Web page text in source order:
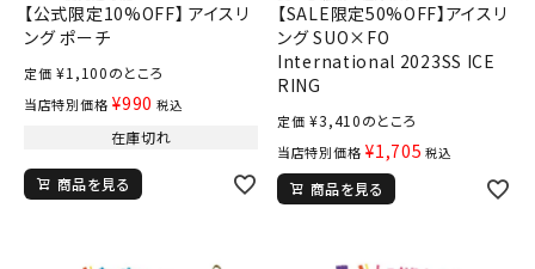
【公式限定10%OFF】 アイスリ
ング ポーチ
定価 ¥1,100のところ
当店特別価格 ¥990 税込
在庫切れ
商品を見る
【SALE限定50%OFF】アイスリ
ング SUO×FO
International 2023SS ICE
RING
定価 ¥3,410のところ
当店特別価格 ¥1,705 税込
商品を見る